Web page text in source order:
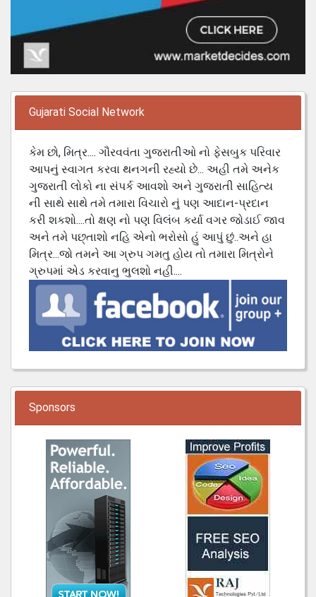
Gujarati Social Network
કેમ છો, મિત્ર.... ગૌરવવંતા ગુજરાતીઓ નો ફેસબુક પરિવાર
આપનું સ્વાગત કરવા થનગની રહ્યો છે... અહી તમે અનેક
ગુજરાતી લોકો ના સંપર્ક આવશો અને ગુજરાતી સાહિત્ય
ની સાથે સાથે તમે તમારા વિચારો નું પણ આદાન-પ્રદાન
કરી શકશો....તો ક્ષણ નો પણ વિલંબ કર્યા વગર જોડાઈ જાવ
અને તમે પછ્તાશો નહિ એનો ભરોસો હું આપું છું..અને હા
મિત્ર...જો તમને આ ગ્રુપ ગમતુ હોય તો તમારા મિત્રોને
ગ્રુપમાં એડ કરવાનુ ભુલશો નહી....
Sponsors